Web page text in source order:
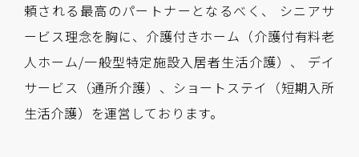
頼される最高のパートナーとなるべく、
シニアサ
ービス理念を胸に、介護付きホーム（介護付有料老
人ホーム/一般型特定施設入居者生活介護）、
デイ
サービス（通所介護）、ショートステイ（短期入所
生活介護）を運営しております。